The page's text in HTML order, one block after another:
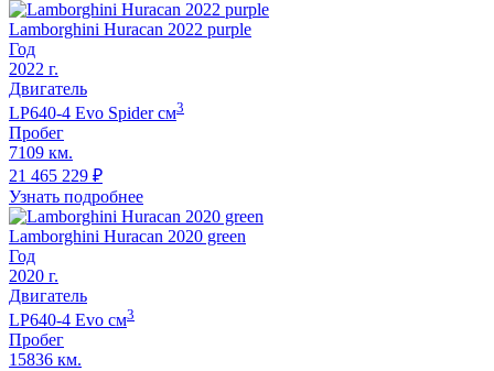
Lamborghini Huracan 2022 purple
Год
2022 г.
Двигатель
LP640-4 Evo Spidercм3
Пробег
7109 км.
21 465 229 ₽
Узнать подробнее
Lamborghini Huracan 2020 green
Год
2020 г.
Двигатель
LP640-4 Evo cм3
Пробег
15836 км.